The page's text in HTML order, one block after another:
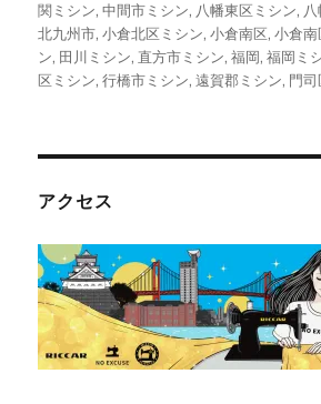
関ミシン,中間市ミシン, 八幡東区ミシン,
北九州市,小倉北区ミシン,小倉南区,小倉南
ン, 田川ミシン, 直方市ミシン,福岡,福岡ミ
区ミシン,行橋市ミシン,遠賀郡ミシン, 門
アクセス